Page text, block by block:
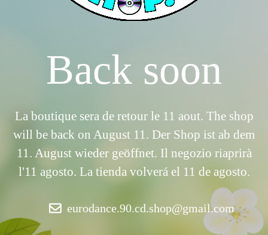
Back soon
La boutique sera de retour le 11 aout. The shop
will be back on August 11. Der Shop ist ab dem
11. August wieder geöffnet. Il negozio riaprirà
l'11 agosto. La tienda volverá el 11 de agosto.
eurodance.90.cd.shop@gmail.com